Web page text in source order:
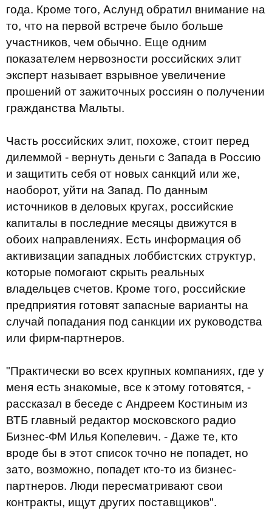
года. Кроме того, Аслунд обратил внимание на
то, что на первой встрече было больше
участников, чем обычно. Еще одним
показателем нервозности российских элит
эксперт называет взрывное увеличение
прошений от зажиточных россиян о получении
гражданства Мальты.
Часть российских элит, похоже, стоит перед
дилеммой - вернуть деньги с Запада в Россию
и защитить себя от новых санкций или же,
наоборот, уйти на Запад. По данным
источников в деловых кругах, российские
капиталы в последние месяцы движутся в
обоих направлениях. Есть информация об
активизации западных лоббистских структур,
которые помогают скрыть реальных
владельцев счетов. Кроме того, российские
предприятия готовят запасные варианты на
случай попадания под санкции их руководства
или фирм-партнеров.
"Практически во всех крупных компаниях, где у
меня есть знакомые, все к этому готовятся, -
рассказал в беседе с Андреем Костиным из
ВТБ главный редактор московского радио
Бизнес-ФМ Илья Копелевич. - Даже те, кто
вроде бы в этот список точно не попадет, но
зато, возможно, попадет кто-то из бизнес-
партнеров. Люди пересматривают свои
контракты, ищут других поставщиков".